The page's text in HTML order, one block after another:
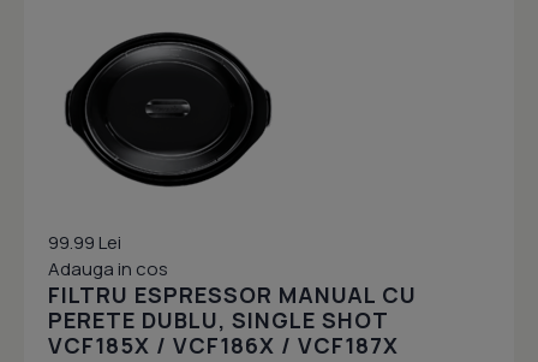
99.99 Lei
Adauga in cos
FILTRU ESPRESSOR MANUAL CU
PERETE DUBLU, SINGLE SHOT
VCF185X / VCF186X / VCF187X